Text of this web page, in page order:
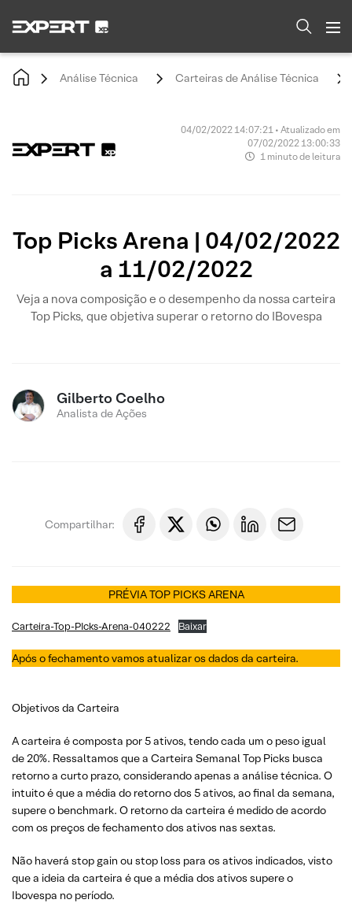
Análise Técnica Carteiras de Análise Técnica
04/02/2022 14:07:21 • Atualizado em
07/02/2022 13:00:33
1 minuto de leitura
Top Picks Arena | 04/02/2022
a 11/02/2022
Veja a nova composição e o desempenho da nossa carteira
Top Picks, que objetiva superar o retorno do IBovespa
Gilberto Coelho
Analista de Ações
Compartilhar:
PRÉVIA TOP PICKS ARENA
Carteira-Top-PIcks-Arena-040222 Baixar
Após o fechamento vamos atualizar os dados da carteira.
Objetivos da Carteira
A carteira é composta por 5 ativos, tendo cada um o peso igual
de 20%. Ressaltamos que a Carteira Semanal Top Picks busca
retorno a curto prazo, considerando apenas a análise técnica. O
intuito é que a média do retorno dos 5 ativos, ao final da semana,
supere o benchmark. O retorno da carteira é medido de acordo
com os preços de fechamento dos ativos nas sextas.
Não haverá stop gain ou stop loss para os ativos indicados, visto
que a ideia da carteira é que a média dos ativos supere o
Ibovespa no período.